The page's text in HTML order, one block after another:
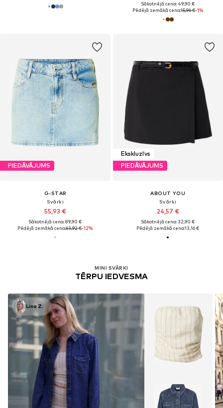
Sākotnējā cena: 49,90 €
Pēdējā zemākā cena:15,96 €-1%
PIEDĀVĀJUMS
G-STAR
Svārki
55,93 €
Sākotnējā cena: 89,90 €
Pēdējā zemākā cena:63,92 €-12%
Ekskluzīvs
PIEDĀVĀJUMS
ABOUT YOU
Svārki
24,57 €
Sākotnējā cena: 32,90 €
Pēdējā zemākā cena:13,16 €
MINI SVĀRKI
TĒRPU IEDVESMA
Lina Z.